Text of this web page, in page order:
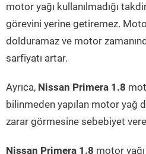
motor yağı kullanılmadığı
görevini yerine getiremez.
dolduramaz ve motor
sarfiyatı artar.
Ayrıca, Nissan Primera 1.8
bilinmeden yapılan motor yağ
zarar görmesine sebebiyet
Nissan Primera 1.8 motor